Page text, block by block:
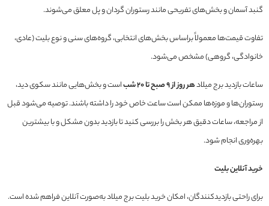
گنبد آسمان و بخش‌های تفریحی مانند رستوران گردان و پل معلق می‌شوند.
تفاوت قیمت‌ها معمولاً براساس بخش‌های انتخابی، گروه‌های سنی و نوع بلیت (عادی،
خانوادگی، گروهی) مشخص می‌شود.
ساعات بازدید برج میلادهر روز از ۹ صبح تا ۲۰ شب
است و بخش‌هایی مانند سکوی دید،
رستوران‌ها و موزه‌ها ممکن است ساعت خاص خود را داشته باشند. توصیه می‌شود قبل
از مراجعه، ساعات دقیق هر بخش را بررسی کنید تا بازدید بدون مشکل و با بیشترین
بهره‌وری انجام شود.
خرید آنلاین بلیت
برای راحتی بازدیدکنندگان، امکان خرید بلیت برج میلاد به‌صورت آنلاین فراهم شده است.